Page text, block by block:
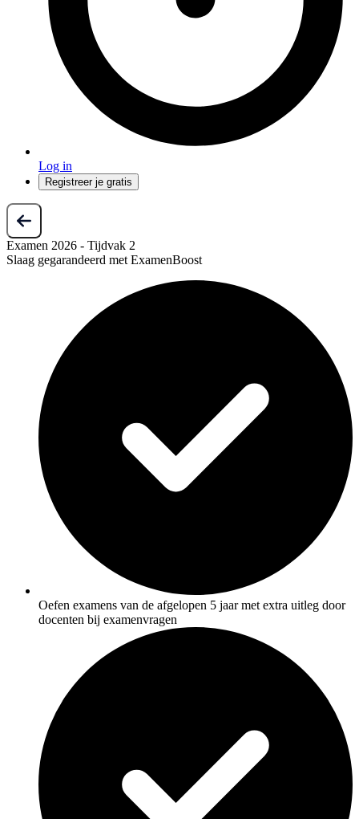
Log in
Registreer je gratis
Examen 2026 - Tijdvak 2
Slaag gegarandeerd met ExamenBoost
Oefen examens van de afgelopen 5 jaar met extra uitleg door
docenten bij examenvragen